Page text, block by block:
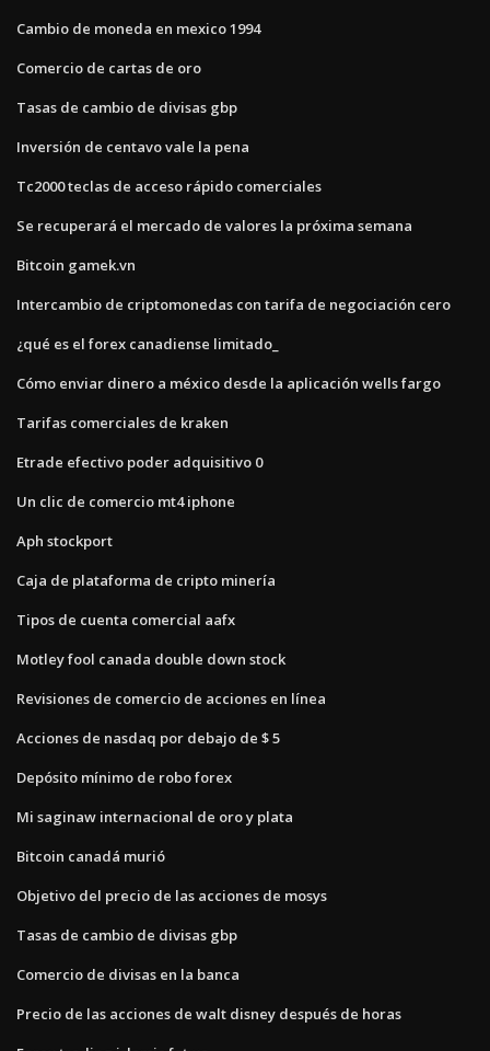
Cambio de moneda en mexico 1994
Comercio de cartas de oro
Tasas de cambio de divisas gbp
Inversión de centavo vale la pena
Tc2000 teclas de acceso rápido comerciales
Se recuperará el mercado de valores la próxima semana
Bitcoin gamek.vn
Intercambio de criptomonedas con tarifa de negociación cero
¿qué es el forex canadiense limitado_
Cómo enviar dinero a méxico desde la aplicación wells fargo
Tarifas comerciales de kraken
Etrade efectivo poder adquisitivo 0
Un clic de comercio mt4 iphone
Aph stockport
Caja de plataforma de cripto minería
Tipos de cuenta comercial aafx
Motley fool canada double down stock
Revisiones de comercio de acciones en línea
Acciones de nasdaq por debajo de $ 5
Depósito mínimo de robo forex
Mi saginaw internacional de oro y plata
Bitcoin canadá murió
Objetivo del precio de las acciones de mosys
Tasas de cambio de divisas gbp
Comercio de divisas en la banca
Precio de las acciones de walt disney después de horas